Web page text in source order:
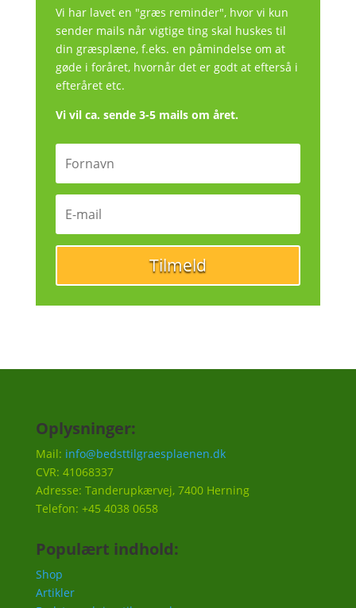
Vi har lavet en "græs reminder", hvor vi kun
sender mails når vigtige ting skal huskes til
din græsplæne, f.eks. en påmindelse om at
gøde i foråret, hvornår det er godt at efterså i
efteråret etc.
Vi vil ca. sende 3-5 mails om året.
Tilmeld
Oplysninger:
Mail: info@bedsttilgraesplaenen.dk
CVR: 41068337
Adresse: Tanderupkærvej, 7400 Herning
Telefon: +45 4038 0658
Populært indhold:
Shop
Artikler